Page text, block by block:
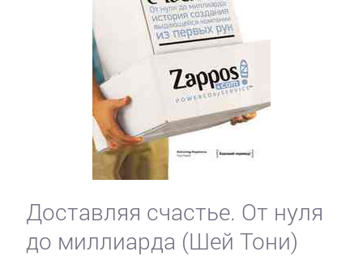
Доставляя счастье. От нуля
до миллиарда (Шей Тони)